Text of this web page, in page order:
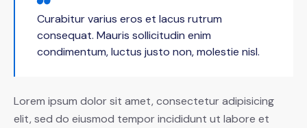
Curabitur varius eros et lacus rutrum
consequat. Mauris sollicitudin enim
condimentum, luctus justo non, molestie nisl.
Lorem ipsum dolor sit amet, consectetur adipisicing
elit, sed do eiusmod tempor incididunt ut labore et